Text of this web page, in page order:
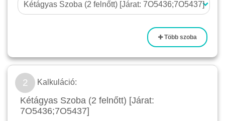
Több szoba
2 Kalkuláció:
Kétágyas Szoba (2 felnőtt) [Járat:
7O5436;7O5437]